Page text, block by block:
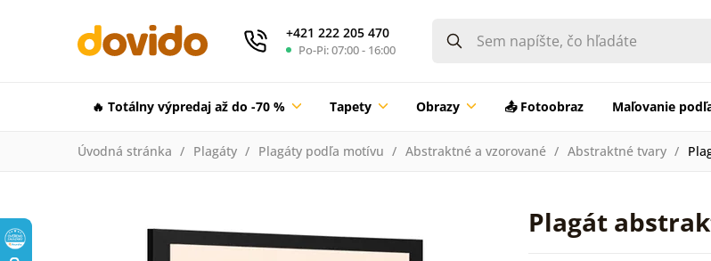
+421 222 205 470
Po-Pi: 07:00 - 16:00
🔥 Totálny výpredaj až do -70 % Tapety Obrazy 📤 Fotoobraz Maľovanie
Úvodná stránka Plagáty Plagáty podľa motívu Abstraktné a vzorované Abstraktné tvary
Plagát